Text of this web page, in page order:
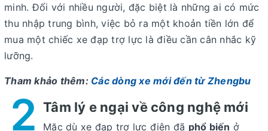
minh. Đối với nhiều người, đặc biệt là những ai có mức
thu nhập trung bình, việc bỏ ra một khoản tiền lớn để
mua một chiếc xe đạp trợ lực là điều cần cân nhắc kỹ
lưỡng.
Tham khảo thêm: Các dòng xe mới đến từ Zhengbu
2 Tâm lý e ngại về công nghệ mới
Mặc dù xe đạp trợ lực điện đã phổ biến ở